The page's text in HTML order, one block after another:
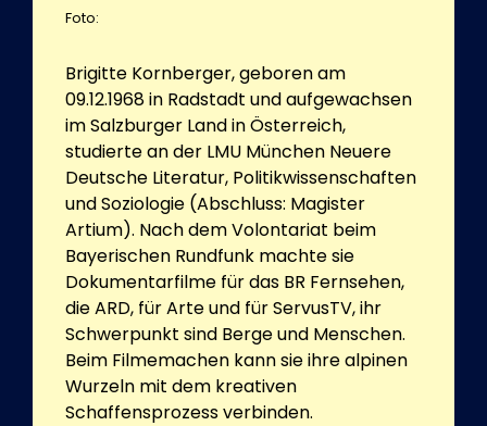
Foto:
Brigitte Kornberger, geboren am
09.12.1968 in Radstadt und aufgewachsen
im Salzburger Land in Österreich,
studierte an der LMU München Neuere
Deutsche Literatur, Politikwissenschaften
und Soziologie (Abschluss: Magister
Artium). Nach dem Volontariat beim
Bayerischen Rundfunk machte sie
Dokumentarfilme für das BR Fernsehen,
die ARD, für Arte und für ServusTV, ihr
Schwerpunkt sind Berge und Menschen.
Beim Filmemachen kann sie ihre alpinen
Wurzeln mit dem kreativen
Schaffensprozess verbinden.